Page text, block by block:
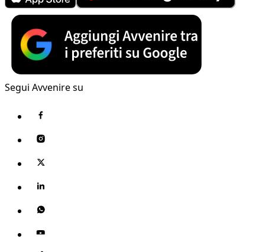
Segui Avvenire su